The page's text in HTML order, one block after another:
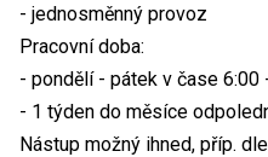
- jednosměnný provoz
Pracovní doba:
- pondělí - pátek v čase 6:00
- 1 týden do měsíce
Nástup možný ihned, příp.